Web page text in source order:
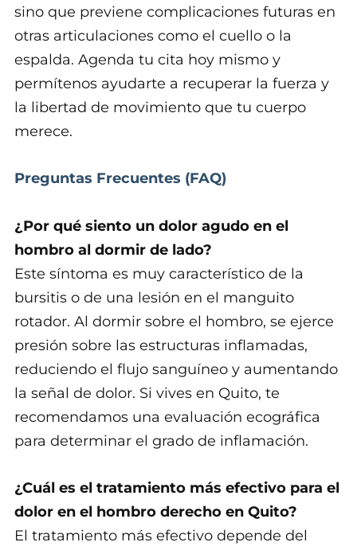
sino que previene complicaciones futuras en
otras articulaciones como el cuello o la
espalda. Agenda tu cita hoy mismo y
permítenos ayudarte a recuperar la fuerza y
la libertad de movimiento que tu cuerpo
merece.
Preguntas Frecuentes (FAQ)
¿Por qué siento un dolor agudo en el
hombro al dormir de lado?
Este síntoma es muy característico de la
bursitis o de una lesión en el manguito
rotador. Al dormir sobre el hombro, se ejerce
presión sobre las estructuras inflamadas,
reduciendo el flujo sanguíneo y aumentando
la señal de dolor. Si vives en Quito, te
recomendamos una evaluación ecográfica
para determinar el grado de inflamación.
¿Cuál es el tratamiento más efectivo para el
dolor en el hombro derecho en Quito?
El tratamiento más efectivo depende del